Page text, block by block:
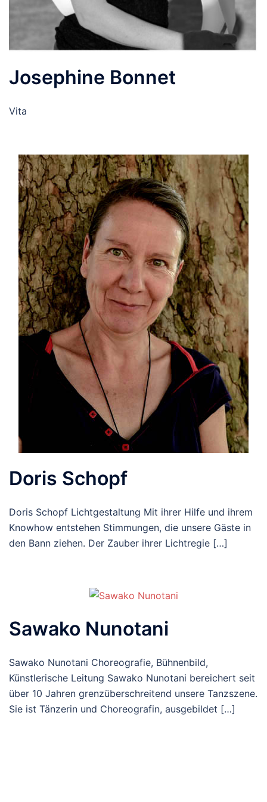
Josephine Bonnet
Vita
Doris Schopf
Doris Schopf Lichtgestaltung Mit ihrer Hilfe und ihrem
Knowhow entstehen Stimmungen, die unsere Gäste in
den Bann ziehen. Der Zauber ihrer Lichtregie […]
Sawako Nunotani
Sawako Nunotani Choreografie, Bühnenbild,
Künstlerische Leitung Sawako Nunotani bereichert seit
über 10 Jahren grenzüberschreitend unsere Tanzszene.
Sie ist Tänzerin und Choreografin, ausgebildet […]